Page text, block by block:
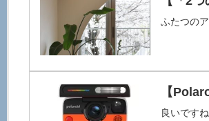
ふたつの
【
良いです